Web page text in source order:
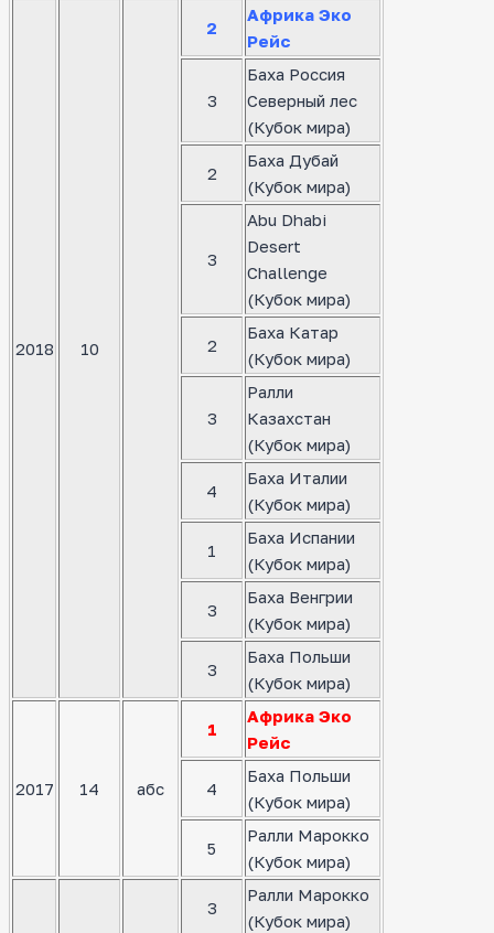
2018 10
2
Африка Эко
Рейс
3
Баха Россия
Северный лес
(Кубок мира)
2
Баха Дубай
(Кубок мира)
3
Abu Dhabi
Desert
Challenge
(Кубок мира)
2
Баха Катар
(Кубок мира)
3
Ралли
Казахстан
(Кубок мира)
4
Баха Италии
(Кубок мира)
1
Баха Испании
(Кубок мира)
3
Баха Венгрии
(Кубок мира)
3
Баха Польши
(Кубок мира)
2017 14 абс
1
Африка Эко
Рейс
4
Баха Польши
(Кубок мира)
5
Ралли Марокко
(Кубок мира)
3
Ралли Марокко
(Кубок мира)